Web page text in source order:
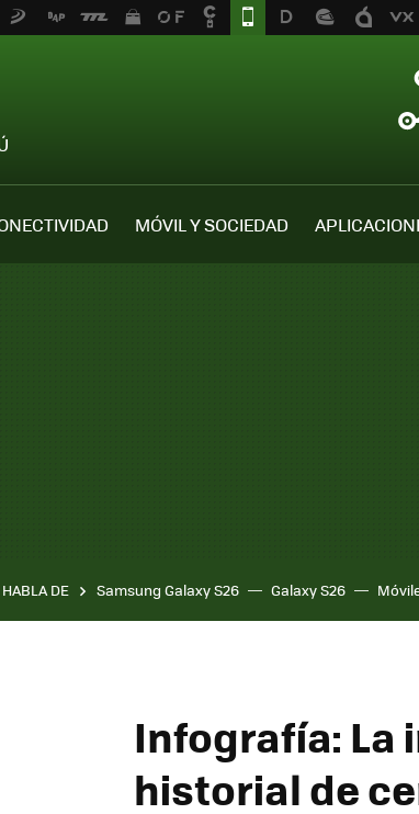
MÓVIL Y SOCIEDAD
DE Samsung Galaxy S26 Galaxy S26
Infografía: La
historial de